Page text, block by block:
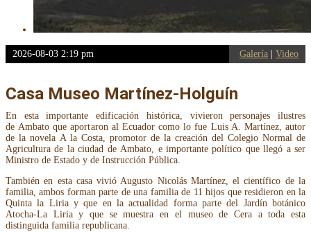
2026-08-03 2:19 pm Galería Video
Casa Museo Martínez-Holguín
En esta importante edificación histórica, vivieron personajes ilustres
de Ambato que aportaron al Ecuador como lo fue Luis A. Martínez, autor
de la novela A la Costa, promotor de la creación del Colegio Normal de
Agricultura de la ciudad de Ambato, e importante político que llegó a ser
Ministro de Estado y de Instrucción Pública.
También en esta casa vivió Augusto Nicolás Martínez, el científico de la
familia, ambos forman parte de una familia de 11 hijos que residieron en la
Quinta la Liria y que en la actualidad forma parte del Jardín botánico
Atocha-La Liria y que se muestra en el museo de Cera a toda esta
distinguida familia republicana.